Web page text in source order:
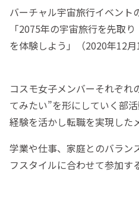
バーチャル宇宙旅行イベント
「2075年の宇宙旅行を先取
を体験しよう」（2020年12月
コスモ女子メンバーそれぞれ
てみたい”を形にしていく部
経験を活かし転職を実現した
学業や仕事、家庭とのバラン
フスタイルに合わせて参加す